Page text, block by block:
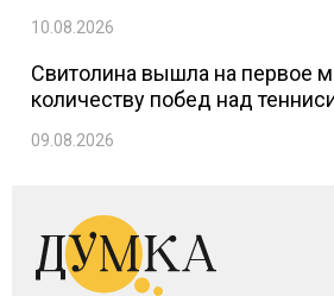
10.08.2026
Свитолина вышла на первое
количеству побед над
09.08.2026